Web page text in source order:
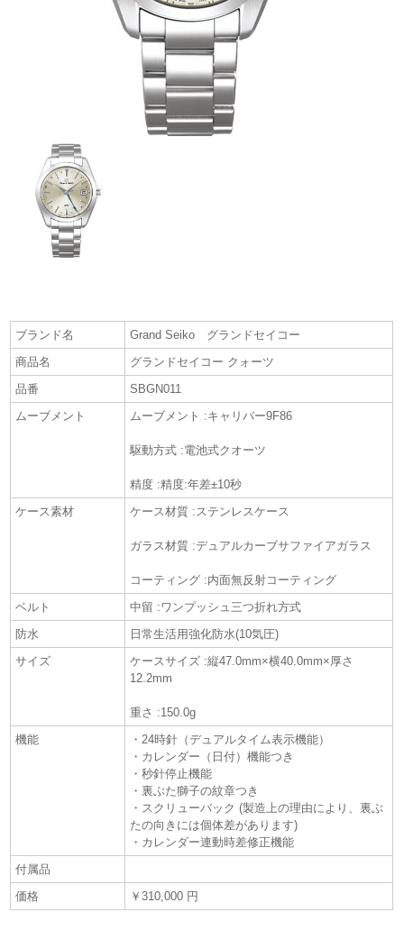
ブランド名
Grand Seiko グランドセイコー
商品名
グランドセイコー クォーツ
品番
SBGN011
ムーブメント
ムーブメント :キャリバー9F86
駆動方式 :電池式クオーツ
精度 :精度:年差±10秒
ケース素材
ケース材質 :ステンレスケース
ガラス材質 :デュアルカーブサファイアガラス
コーティング :内面無反射コーティング
ベルト
中留 :ワンプッシュ三つ折れ方式
防水
日常生活用強化防水(10気圧)
サイズ
ケースサイズ :縦47.0mm×横40.0mm×厚さ
12.2mm
重さ :150.0g
機能
・24時針（デュアルタイム表示機能）
・カレンダー（日付）機能つき
・秒針停止機能
・裏ぶた獅子の紋章つき
・スクリューバック (製造上の理由により、裏ぶ
たの向きには個体差があります)
・カレンダー連動時差修正機能
付属品
価格
￥310,000 円